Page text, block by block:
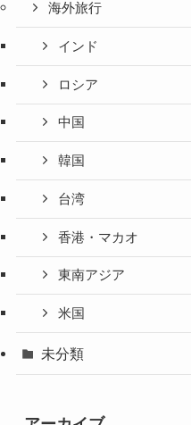
海外旅行
インド
ロシア
中国
韓国
台湾
香港・マカオ
東南アジア
米国
未分類